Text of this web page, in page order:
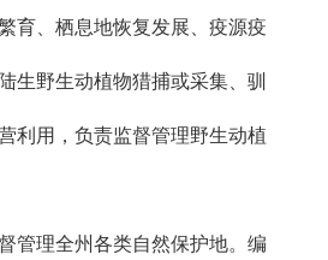
育、栖息地恢复发展、疫源疫
生野生动植物猎捕或采集、驯
利用，负责监督管理野生动植
理全州各类自然保护地。编